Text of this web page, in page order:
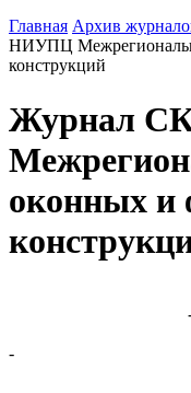
Главная Архив
НИУПЦ
конструкций
Журнал
оконных и
-